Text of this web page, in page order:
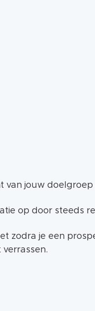
van jouw
op door steeds
zodra je een